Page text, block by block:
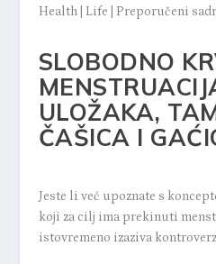
Health| Life Preporučeni
SLOBODNO
ULOŽAKA,
ČAŠICA I
Jeste li već upoznate s
koji za cilj ima prekinuti
istovremeno izaziva